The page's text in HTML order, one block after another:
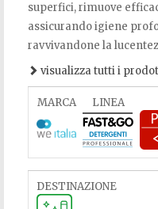
superfici, rimuove
assicurando igiene
ravvivandone la
visualizza tutti i
MARCA LINEA
DESTINAZIONE